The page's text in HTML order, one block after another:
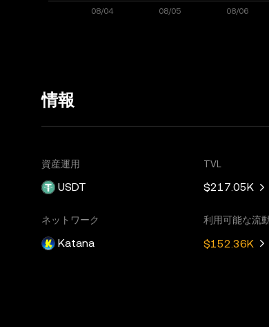
情報
資産運用
USDT
TVL
$217.05K
ネットワーク
Katana
利用可能な流
$152.36K